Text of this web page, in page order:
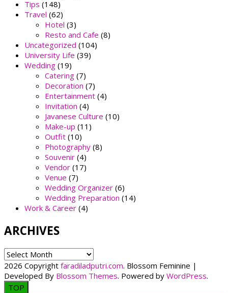
Tips (148)
Travel (62)
Hotel (3)
Resto and Cafe (8)
Uncategorized (104)
University Life (39)
Wedding (19)
Catering (7)
Decoration (7)
Entertainment (4)
Invitation (4)
Javanese Culture (10)
Make-up (11)
Outfit (10)
Photography (8)
Souvenir (4)
Vendor (17)
Venue (7)
Wedding Organizer (6)
Wedding Preparation (14)
Work & Career (4)
ARCHIVES
ARCHIVES
2026 Copyright faradiladputri.com. Blossom Feminine |
Developed By Blossom Themes. Powered by WordPress.
TOP